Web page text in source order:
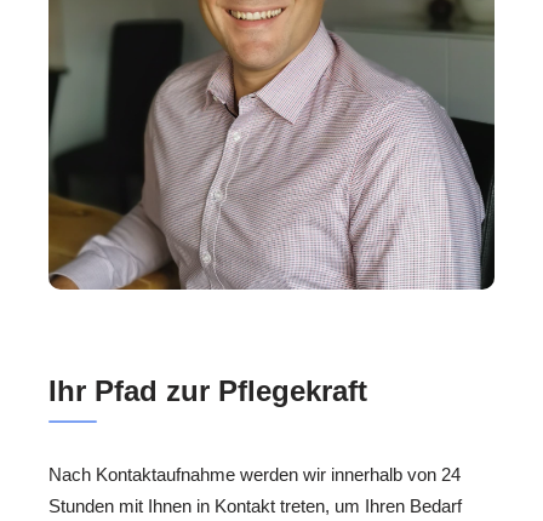
Ihr Pfad zur Pflegekraft
Nach Kontaktaufnahme werden wir innerhalb von 24
Stunden mit Ihnen in Kontakt treten, um Ihren Bedarf